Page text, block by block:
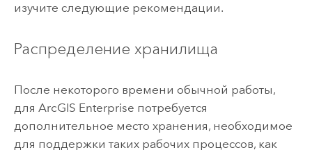
изучите следующие рекомендации.
Распределение хранилища
После некоторого времени обычной работы,
для ArcGIS Enterprise потребуется
дополнительное место хранения, необходимое
для поддержки таких рабочих процессов, как